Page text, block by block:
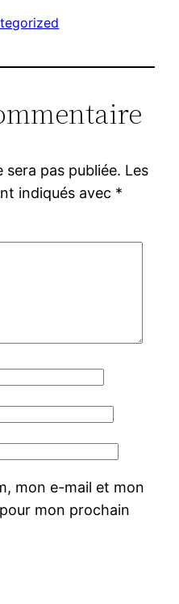
sera pas publiée. Les
indiqués avec *
mon e-mail et mon
mon prochain